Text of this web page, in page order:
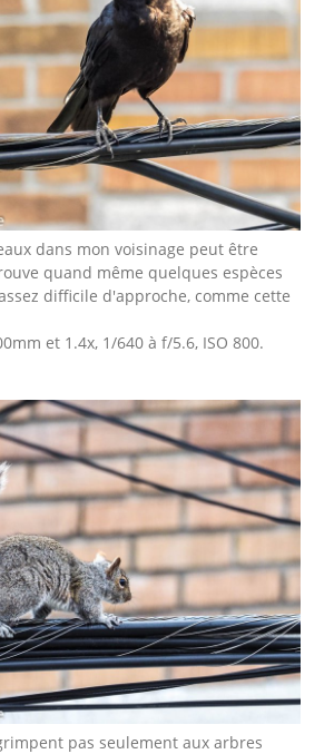
dans mon voisinage peut être
quand même quelques espèces
difficile d'approche, comme cette
et 1.4x, 1/640 à f/5.6, ISO 800.
pas seulement aux arbres